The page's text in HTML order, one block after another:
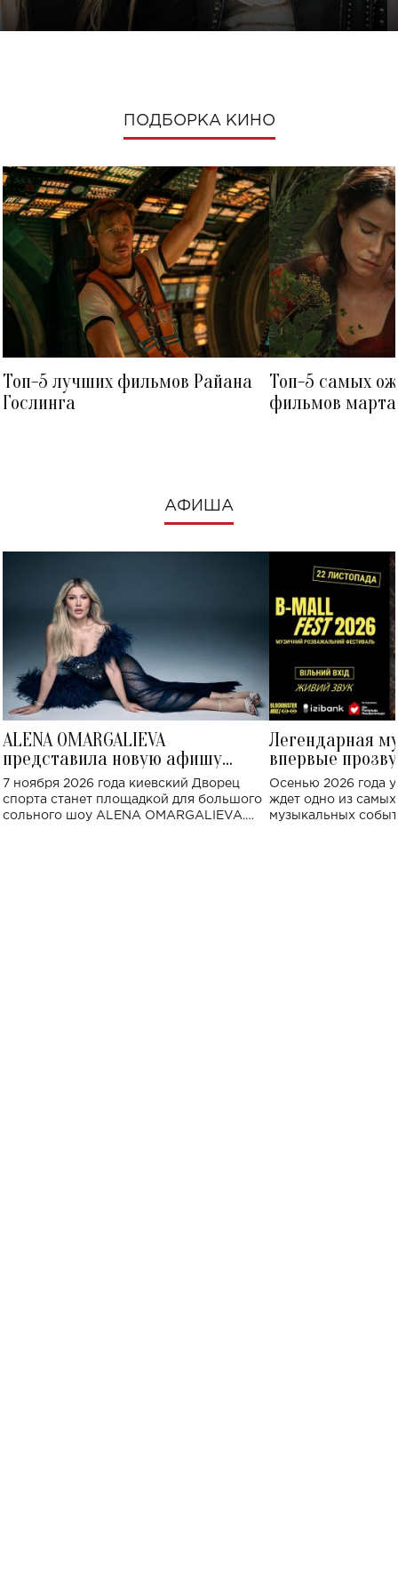
ПОДБОРКА КИНО
Топ-5 лучших фильмов Райана
Гослинга
Топ-5 самых
фильмов
АФИША
ALENA OMARGALIEVA
представила новую афишу
большого концерта во Дворце
спорта
7 ноября 2026 года киевский Дворец
спорта станет площадкой для большого
сольного шоу ALENA OMARGALIEVA.
Легендарная
впервые
Украине: где
Осенью 2026 года
ждет одно из
музыкальных